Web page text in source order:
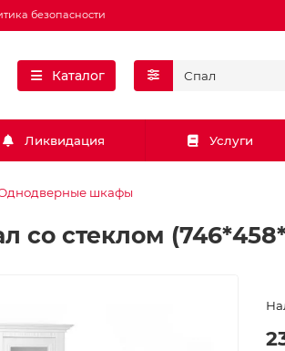
безопасности
Каталог
Ликвидация Услуги
шкафы
со стеклом